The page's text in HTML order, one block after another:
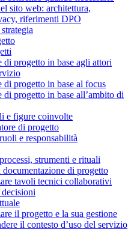
sito web: architettura,
riferimenti DPO
di progetto in base agli attori
progetto in base al focus
progetto in base all’ambito di
e figure coinvolte
di progetto
e responsabilità
strumenti e rituali
di progetto
tavoli tecnici collaborativi
il progetto e la sua gestione
il contesto d’uso del servizio